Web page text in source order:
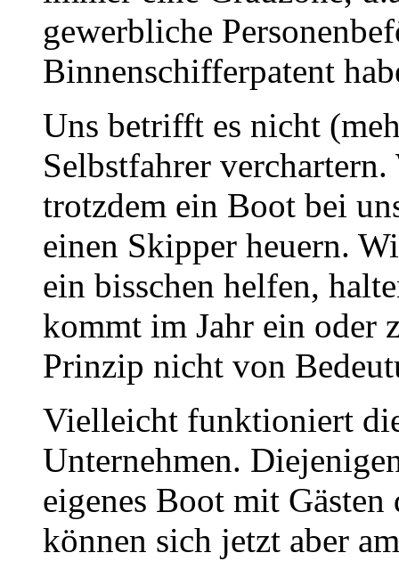
gewerbliche
Binnenschifferpatent
Uns betrifft es nicht
Selbstfahrer
trotzdem ein Boot bei
einen Skipper heuern.
ein bisschen helfen,
kommt im Jahr ein oder
Prinzip nicht von
Vielleicht funktioniert
Unternehmen.
eigenes Boot mit
können sich jetzt aber